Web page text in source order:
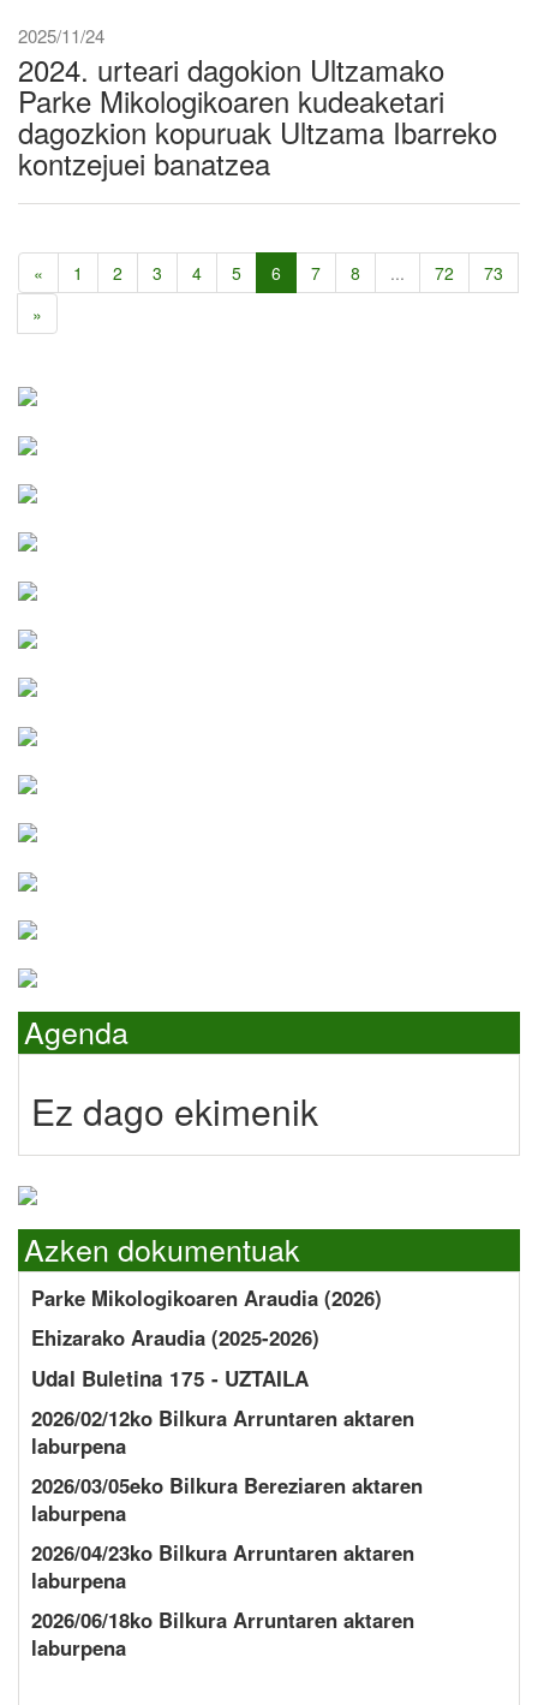
2025/11/24
2024. urteari dagokion Ultzamako
Parke Mikologikoaren kudeaketari
dagozkion kopuruak Ultzama Ibarreko
kontzejuei banatzea
« 1 2 3 4 5 6 7 8 ... 72
73
»
Agenda
Ez dago ekimenik
Azken dokumentuak
Parke Mikologikoaren Araudia (2026)
Ehizarako Araudia (2025-2026)
Udal Buletina 175 - UZTAILA
2026/02/12ko Bilkura Arruntaren aktaren
laburpena
2026/03/05eko Bilkura Bereziaren aktaren
laburpena
2026/04/23ko Bilkura Arruntaren aktaren
laburpena
2026/06/18ko Bilkura Arruntaren aktaren
laburpena